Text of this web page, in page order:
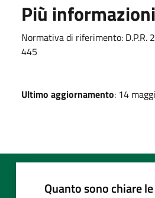
Più
Normativa di riferimento: D.P.R.
445
Ultimo aggiornamento: 14
Quanto sono chiare